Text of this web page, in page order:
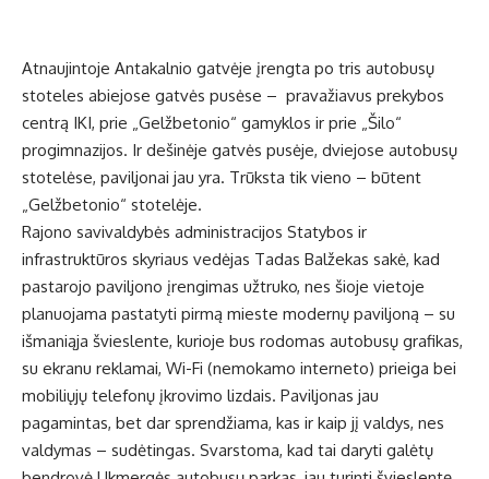
Atnaujintoje Antakalnio gatvėje įrengta po tris autobusų
stoteles abiejose gatvės pusėse – pravažiavus prekybos
centrą IKI, prie „Gelžbetonio“ gamyklos ir prie „Šilo“
progimnazijos. Ir dešinėje gatvės pusėje, dviejose autobusų
stotelėse, paviljonai jau yra. Trūksta tik vieno – būtent
„Gelžbetonio“ stotelėje.
Rajono savivaldybės administracijos Statybos ir
infrastruktūros skyriaus vedėjas Tadas Balžekas sakė, kad
pastarojo paviljono įrengimas užtruko, nes šioje vietoje
planuojama pastatyti pirmą mieste modernų paviljoną – su
išmaniąja švieslente, kurioje bus rodomas autobusų grafikas,
su ekranu reklamai, Wi-Fi (nemokamo interneto) prieiga bei
mobiliųjų telefonų įkrovimo lizdais. Paviljonas jau
pagamintas, bet dar sprendžiama, kas ir kaip jį valdys, nes
valdymas – sudėtingas. Svarstoma, kad tai daryti galėtų